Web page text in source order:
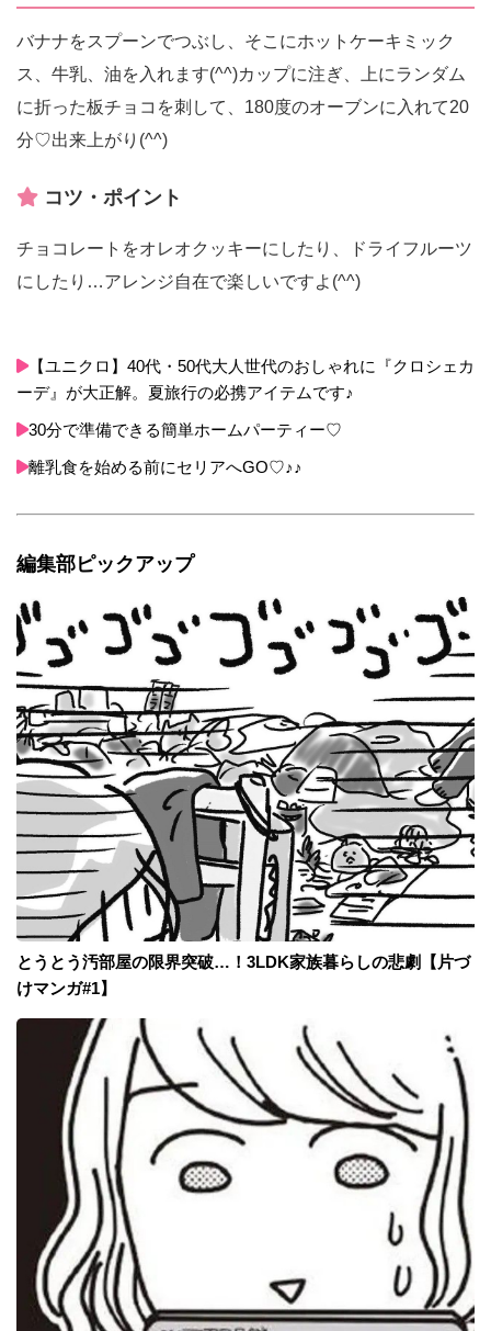
バナナをスプーンでつぶし、そこにホットケーキミック
ス、牛乳、油を入れます(^^)カップに注ぎ、上にランダム
に折った板チョコを刺して、180度のオーブンに入れて20
分♡出来上がり(^^)
コツ・ポイント
チョコレートをオレオクッキーにしたり、ドライフルーツ
にしたり…アレンジ自在で楽しいですよ(^^)
【ユニクロ】40代・50代大人世代のおしゃれに『クロシェカ
ーデ』が大正解。夏旅行の必携アイテムです♪
30分で準備できる簡単ホームパーティー♡
離乳食を始める前にセリアへGO♡♪♪
編集部ピックアップ
とうとう汚部屋の限界突破…！3LDK家族暮らしの悲劇【片づ
けマンガ#1】